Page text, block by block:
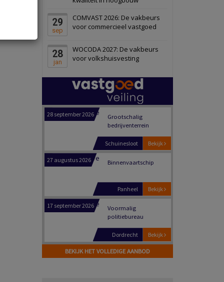
29
sep
COMVAST 2026: De vakbeurs
voor commercieel vastgoed
28
jan
WOCODA 2027: De vakbeurs
voor volkshuisvesting
Zwanenburg
6 oktober 2026 Transformatieobject
Bekijk
Schiedam
22 september 2026
Oranje
28 september 2026
Grootschalig
bedrijventerrein
Bekijk
Schuinesloot
27 augustus 2026 Binnenvaartschip
Bekijk
Panheel
17 september 2026
Voormalig
politiebureau
Bekijk
Dordrecht
17 september 2026
Voormalig
BEKIJK HET VOLLEDIGE AANBOD